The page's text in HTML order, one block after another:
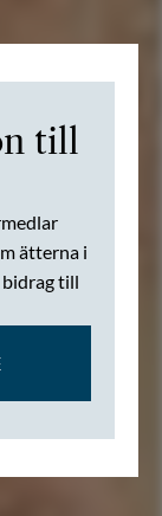
till
ätterna i
bidrag till